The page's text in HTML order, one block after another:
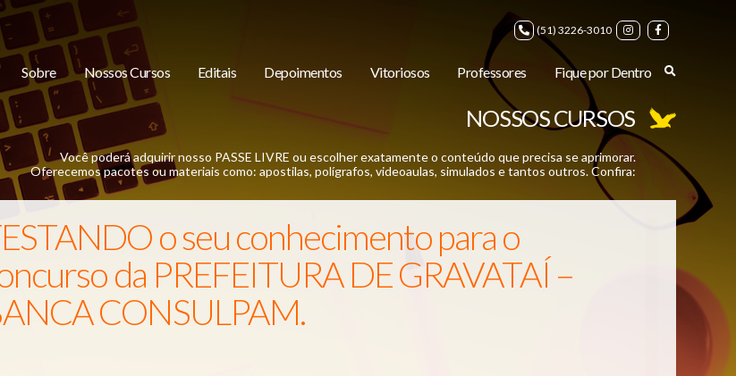
(51) 3226-3010
Sobre Nossos Cursos Editais Depoimentos Vitoriosos Professores Fique por Dentro
NOSSOS CURSOS
Você poderá adquirir nosso PASSE LIVRE ou escolher exatamente o conteúdo que precisa se aprimorar.
Oferecemos pacotes ou materiais como: apostilas, polígrafos, videoaulas, simulados e tantos outros. Confira:
o seu conhecimento para o
da PREFEITURA DE GRAVATAÍ –
CONSULPAM.